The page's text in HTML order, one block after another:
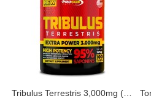
Tribulus Terrestris 3,000mg (100 tabs) - Pro Size Nutrition